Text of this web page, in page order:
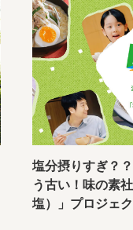
塩分摂りすぎ？
う古い！味の素
塩）」プロジェ